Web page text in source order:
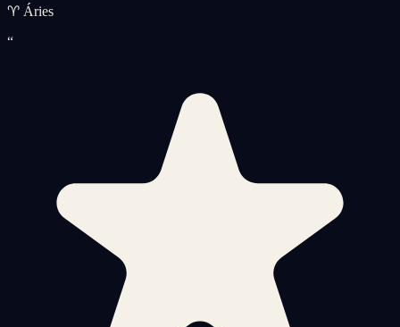
♈ Áries
“